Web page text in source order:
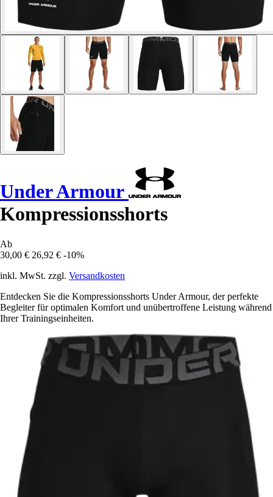
Under Armour
Kompressionsshorts
Ab
30,00 € 26,92 € -10%
inkl. MwSt. zzgl. Versandkosten
Entdecken Sie die Kompressionsshorts Under Armour, der perfekte
Begleiter für optimalen Komfort und unübertroffene Leistung während
Ihrer Trainingseinheiten.